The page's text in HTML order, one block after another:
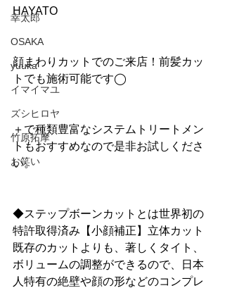
幸太郎
OSAKA
yuuka
イマイマユ
ズシヒロヤ
竹原拓摩
お笑い
HAYATO
顔まわりカットでのご来店！前髪カッ
トでも施術可能です◯
＋で種類豊富なシステムトリートメン
トもおすすめなので是非お試しくださ
い。
◆ステップボーンカットとは世界初の
特許取得済み【小顔補正】立体カット
既存のカットよりも、著しくタイト、
ボリュームの調整ができるので、日本
人特有の絶壁や顔の形などのコンプレ